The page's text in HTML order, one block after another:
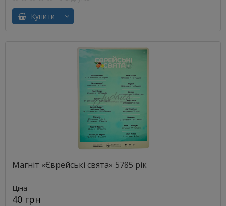
Купити
Магніт «Єврейські свята» 5785 рік
Ціна
40 грн